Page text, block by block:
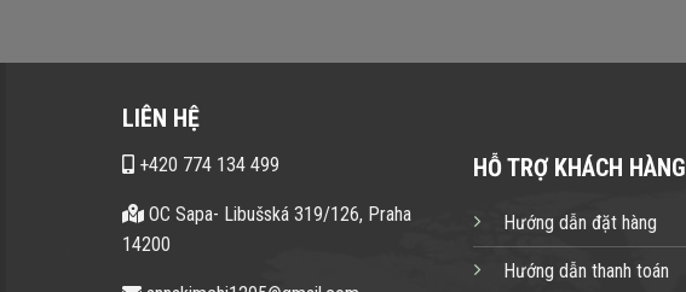
LIÊN HỆ
+420 774 134 499
OC Sapa- Libušská 319/126, Praha
14200
HỖ TRỢ KHÁCH HÀNG
Hướng dẫn đặt hàng
Hướng dẫn thanh toán